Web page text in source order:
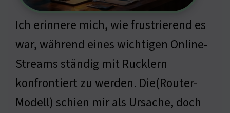
Ich erinnere mich, wie frustrierend es
war, während eines wichtigen Online-
Streams ständig mit Rucklern
konfrontiert zu werden. Die(Router-
Modell) schien mir als Ursache, doch